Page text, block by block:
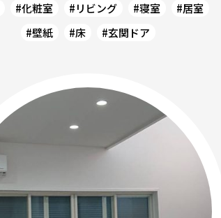
#化粧室 #リビング #寝室
#居室
#壁紙
#床 #玄関ドア